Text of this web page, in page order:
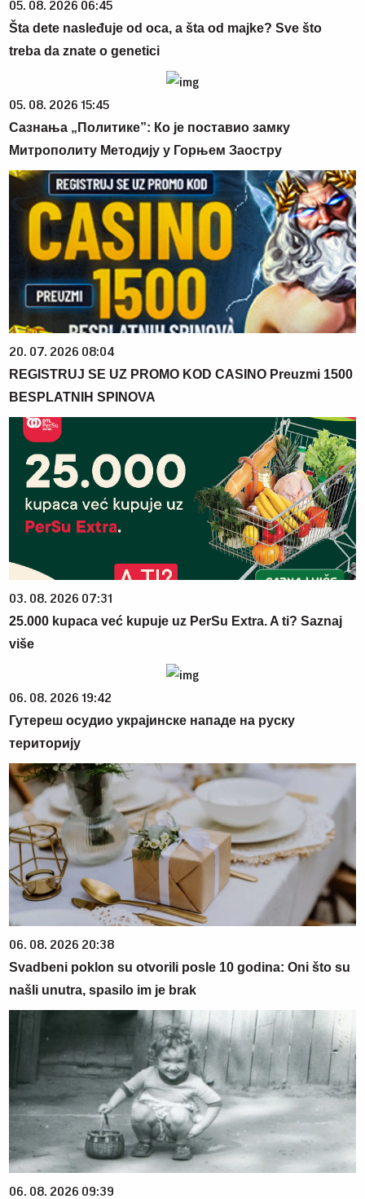
05. 08. 2026 06:45
Šta dete nasleđuje od oca, a šta od majke? Sve što
treba da znate o genetici
05. 08. 2026 15:45
Сазнања „Политике”: Ко је поставио замку
Митрополиту Методију у Горњем Заостру
20. 07. 2026 08:04
REGISTRUJ SE UZ PROMO KOD CASINO Preuzmi 1500
BESPLATNIH SPINOVA
03. 08. 2026 07:31
25.000 kupaca već kupuje uz PerSu Extra. A ti? Saznaj
više
06. 08. 2026 19:42
Гутереш осудио украјинске нападе на руску
територију
06. 08. 2026 20:38
Svadbeni poklon su otvorili posle 10 godina: Oni što su
našli unutra, spasilo im je brak
06. 08. 2026 09:39